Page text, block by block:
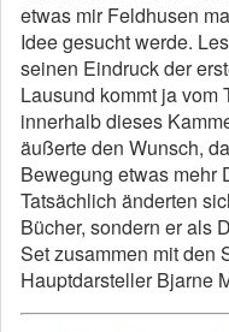
etwas mir Feldhusen
Idee gesucht werde.
seinen Eindruck der
Lausund kommt ja vom
innerhalb dieses
äußerte den Wunsch,
Bewegung etwas mehr
Tatsächlich änderten
Bücher, sondern er als
Set zusammen mit den
Hauptdarsteller Bjarne